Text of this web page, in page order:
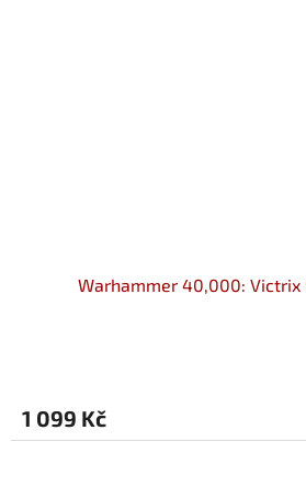
Warhammer 40,000: Victrix
1 099 Kč